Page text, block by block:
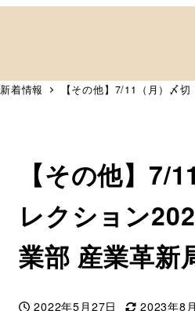
新着情報 【その他】7/11（月）〆
【その他】7/
レクション
業部 産業革新
2022年5月27日 2023年8